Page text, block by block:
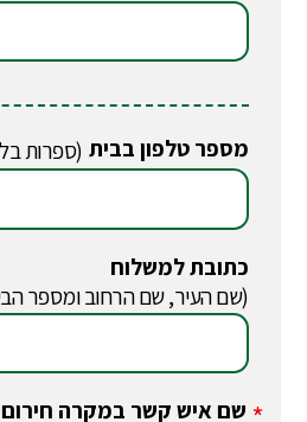
מספר טלפון בבית (ספרות
כתובת למשלוח
(שם העיר, שם הרחוב ומספר
שם איש קשר במקרה חירום